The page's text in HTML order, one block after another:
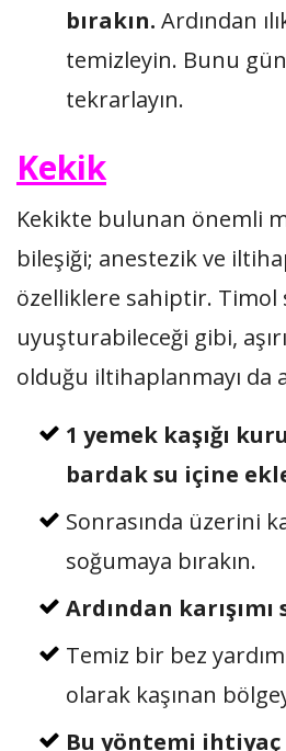
bırakın. Ardından
temizleyin. Bunu
tekrarlayın.
Kekik
Kekikte bulunan önemli
bileşiği; anestezik ve
özelliklere sahiptir.
uyuşturabileceği gibi,
olduğu iltihaplanmayı da
1 yemek kaşığı
bardak su içine
Sonrasında üzerini
soğumaya bırakın.
Ardından karışımı
Temiz bir bez
olarak kaşınan
Bu yöntemi ihtiyaç